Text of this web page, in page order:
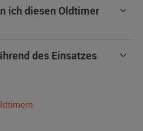
ich diesen Oldtimer
des Einsatzes